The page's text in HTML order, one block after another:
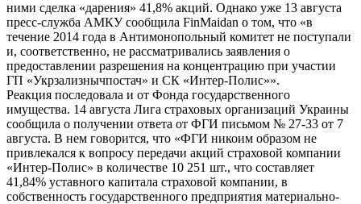
ними сделка «дарения» 41,8% акций. Однако уже 13 августа
пресс-служба АМКУ сообщила FinMaidan о том, что «в
течение 2014 года в Антимонопольный комитет не поступали
и, соответственно, не рассматривались заявления о
предоставлении разрешения на концентрацию при участии
ГП «Укрзализнычпостач» и СК «Интер-Полис»».
Реакция последовала и от Фонда государственного
имущества. 14 августа Лига страховых организаций Украины
сообщила о получении ответа от ФГИ письмом № 27-33 от 7
августа. В нем говорится, что «ФГИ никоим образом не
привлекался к вопросу передачи акций страховой компании
«Интер-Полис» в количестве 10 251 шт., что составляет
41,84% уставного капитала страховой компании, в
собственность государственного предприятия материально-